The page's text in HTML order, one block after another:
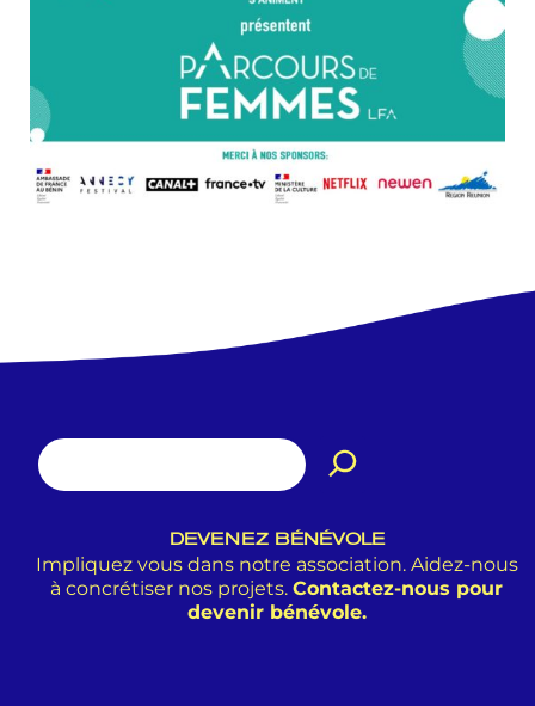
DEVENEZ BÉNÉVOLE
Impliquez vous dans notre association. Aidez-nous
à concrétiser nos projets. Contactez-nous pour
devenir bénévole.